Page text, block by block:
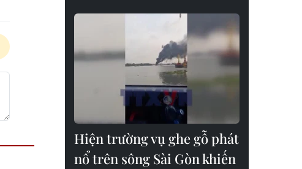
Hiện trường vụ ghe gỗ phát
nổ trên sông Sài Gòn khiến